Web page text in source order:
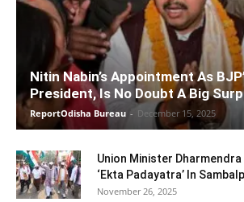
Nitin Nabin’s Appointment As
President, Is No Doubt A Big
ReportOdisha Bureau - December 15, 2025
Union Minister Dharmendra
‘Ekta Padayatra’ In
November 26, 2025